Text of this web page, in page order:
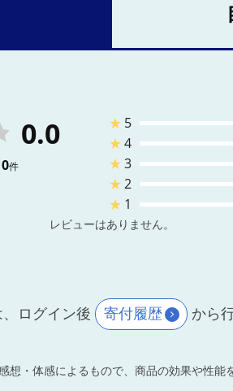
0.0
0件
★ 5
★4
★3
★2
★ 1
レビューはありません。
ログイン後 寄付履歴 から
・体感によるもので、商品の効果や性能